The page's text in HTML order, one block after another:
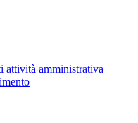
attività amministrativa